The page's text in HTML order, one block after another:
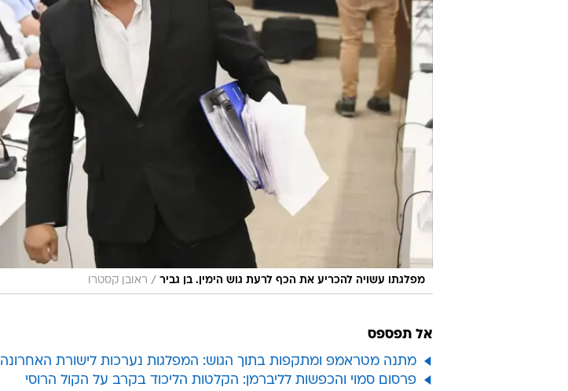
מפלגתו עשויה להכריע את הכף לרעת גוש הימין. בן גביר / ראובן קסטרו
אל תפספס
מתנה מטראמפ ומתקפות בתוך הגוש: המפלגות נערכות לישורת האחרונה
פרסום סמוי והכפשות לליברמן: הקלטות הליכוד בקרב על הקול הרוסי